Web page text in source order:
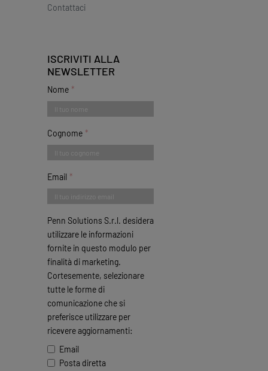
Contattaci
ISCRIVITI ALLA
NEWSLETTER
Nome
Cognome
Email
Penn Solutions S.r.l. desidera
utilizzare le informazioni
fornite in questo modulo per
finalità di marketing.
Cortesemente, selezionare
tutte le forme di
comunicazione che si
preferisce utilizzare per
ricevere aggiornamenti:
Email
Posta diretta